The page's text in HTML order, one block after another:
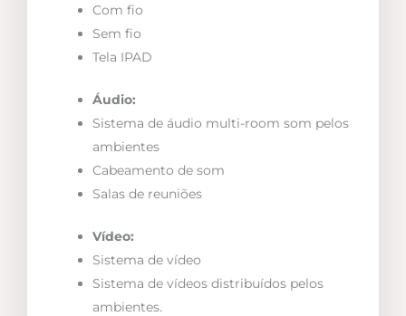
Com fio
Sem fio
Tela IPAD
Áudio:
Sistema de áudio multi-room som pelos
ambientes
Cabeamento de som
Salas de reuniões
Vídeo:
Sistema de vídeo
Sistema de vídeos distribuídos pelos
ambientes.